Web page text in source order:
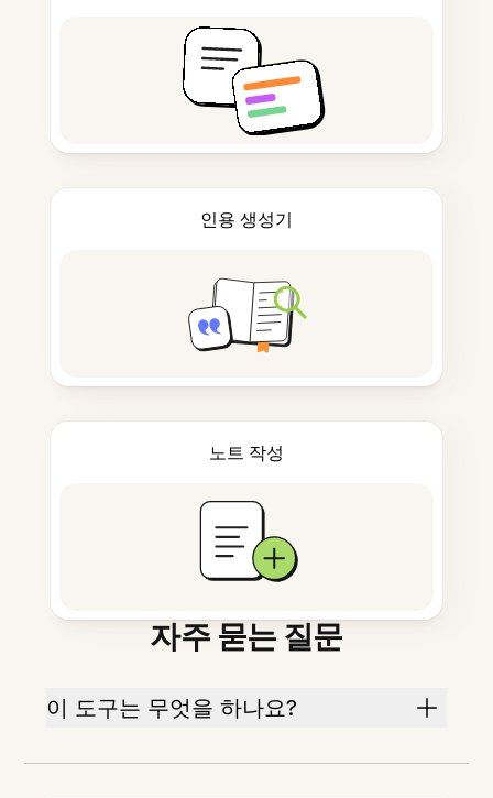
인용 생성기
노트 작성
자주 묻는 질문
이 도구는 무엇을 하나요?